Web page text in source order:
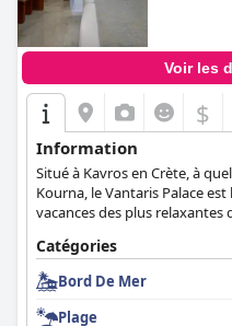
Voir les
$
Information
Situé à Kavros en Crète, à
Kourna, le Vantaris Palace
vacances des plus
différentes catégories avec
d'une piscine extérieure et
de massage, d'un restaurant
grecque et d'un court de
Catégories
Bord De Mer
Plage